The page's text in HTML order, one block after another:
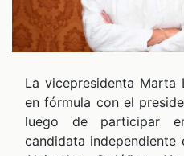
La vicepresidenta Marta
en fórmula con el
luego de participar
candidata